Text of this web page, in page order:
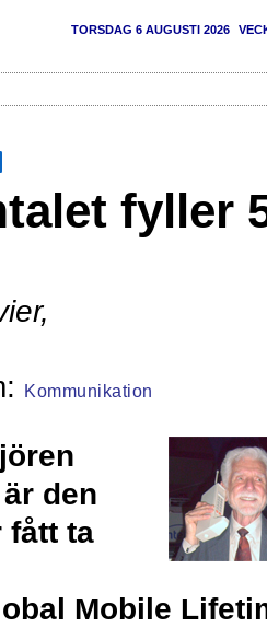
TORSDAG 6 AUGUSTI 2026
fyller
,
Kommunikation
den
fått ta
Mobile